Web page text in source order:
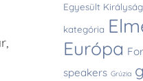
Egyesült
kategória
Európa
speakers Grúzia